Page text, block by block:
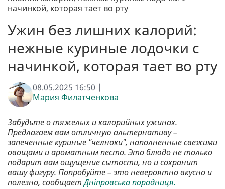
начинкой, которая тает во рту
Ужин без лишних калорий:
нежные куриные лодочки с
начинкой, которая тает во рту
08.05.2025 16:50 |
Мария Филатченкова
Забудьте о тяжелых и калорийных ужинах.
Предлагаем вам отличную альтернативу –
запеченные куриные "челноки", наполненные свежими
овощами и ароматным песто. Это блюдо не только
подарит вам ощущение сытости, но и сохранит
вашу фигуру. Попробуйте – это невероятно вкусно и
полезно, сообщаетДніпровська порадниця.